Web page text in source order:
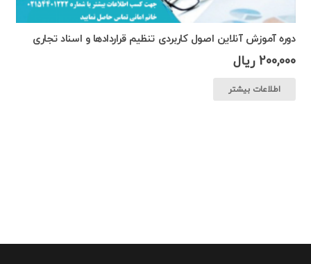
دوره آموزش آنلاین اصول کاربردی تنظیم قراردادها و اسناد تجاری
200,000 ریال
اطلاعات بیشتر